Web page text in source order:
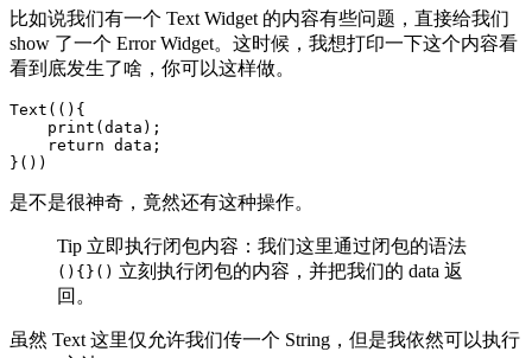
比如说我们有一个 Text Widget 的内容有些问题，直接给我们
show 了一个 Error Widget。这时候，我想打印一下这个内容看
看到底发生了啥，你可以这样做。
Text((){
    print(data);
    return data;
}())
是不是很神奇，竟然还有这种操作。
Tip 立即执行闭包内容：我们这里通过闭包的语法
(){}() 立刻执行闭包的内容，并把我们的 data 返
回。
虽然 Text 这里仅允许我们传一个 String，但是我依然可以执行